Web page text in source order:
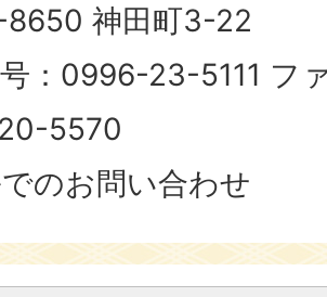
神田町3-22
：0996-23-5111 フ
5570
のお問い合わせ